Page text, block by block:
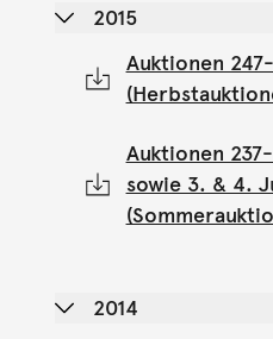
2015
Auktionen
Auktionen
sowie 3. & 4.
2014